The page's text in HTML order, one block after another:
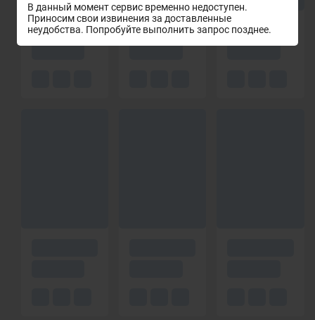
В данный момент сервис временно недоступен.
Приносим свои извинения за доставленные
неудобства. Попробуйте выполнить запрос позднее.